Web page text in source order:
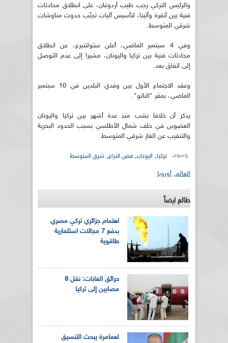
والرئيس التركي رجب طيب أردوغان، على انطلاق محادثات
فنية بين أنقرة وأثينا، لتأسيس آليات تجنّب حدوث مناوشات
شرقي المتوسط.
وفي 4 سبتمبر الماضي، أعلن ستولتنبرغ، عن انطلاق
محادثات فنية بين تركيا واليونان، مشيرا إلى عدم التوصل
إلى اتفاق بعد.
وعقد الاجتماع الأول بين وفدي البلدين في 10 سبتمبر
الماضي، بمقر "الناتو".
يذكر أن خلافا نشب منذ عدة أشهر بين تركيا واليونان
العضوين في حلف شمال الأطلسي بسبب الحدود البحرية
والتنقيب عن الغاز شرقي المتوسط.
وسوم: تركيا, اليونان, فض النزاع, شرق المتوسط
العالم, أوروبا
طالع ايضاً
اهتمام جزائري تركي مصري
بدفع 7 مجالات استثمارية
طاقوية
حرائق الغابات: نقل 8
مصابين إلى تركيا
لعمامرة يبحث التنسيق